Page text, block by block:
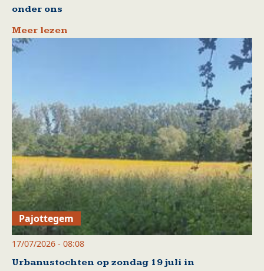
onder ons
Meer lezen
Pajottegem
17/07/2026 - 08:08
Urbanustochten op zondag 19 juli in